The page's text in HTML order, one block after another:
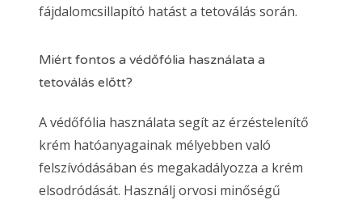
fájdalomcsillapító hatást a tetoválás során.
Miért fontos a védőfólia használata a
tetoválás előtt?
A védőfólia használata segít az érzéstelenítő
krém hatóanyagainak mélyebben való
felszívódásában és megakadályozza a krém
elsodródását. Használj orvosi minőségű